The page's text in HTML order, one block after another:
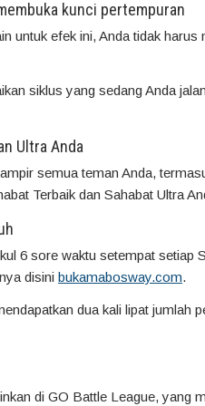
kunci pertempuran
untuk efek ini, Anda tidak
siklus yang sedang Anda
Ultra Anda
semua teman Anda,
Terbaik dan Sahabat Ultra
6 sore waktu setempat setiap
disini bukamabosway.com.
dua kali lipat jumlah
di GO Battle League, yang